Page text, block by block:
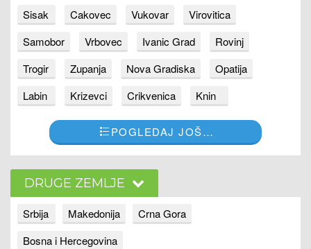
Sisak
Cakovec Vukovar
Virovitica
Samobor
Vrbovec Ivanic Grad
Rovinj
Trogir
Zupanja Nova Gradiska
Opatija
Labin
Krizevci Crikvenica Knin
POGLEDAJ JOŠ…
DRUGE ZEMLJE
Srbija Makedonija
Crna Gora
Bosna i Hercegovina